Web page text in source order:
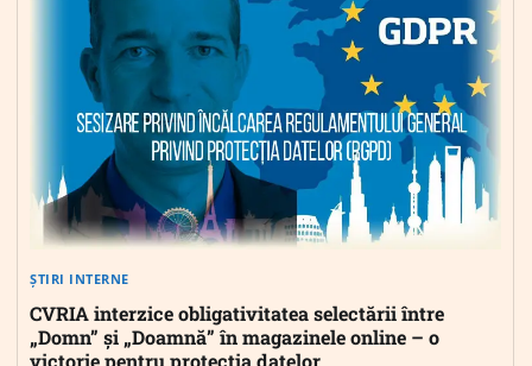
ȘTIRI INTERNE
CVRIA interzice obligativitatea selectării între
„Domn” și „Doamnă” în magazinele online – o
victorie pentru protecția datelor